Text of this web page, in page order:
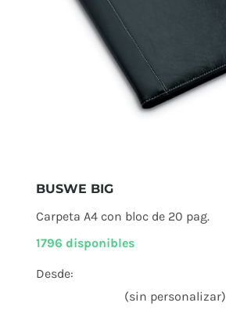
BUSWE BIG
Carpeta A4 con bloc de 20 pag.
1796 disponibles
Desde:
(sin personalizar)